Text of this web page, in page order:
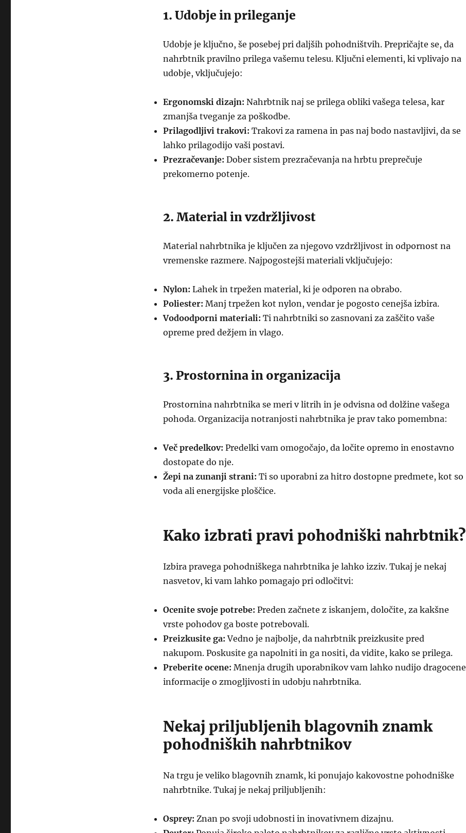
1. Udobje in prileganje
Udobje je ključno, še posebej pri daljših pohodništvih. Prepričajte se, da
nahrbtnik pravilno prilega vašemu telesu. Ključni elementi, ki vplivajo na
udobje, vključujejo:
Ergonomski dizajn: Nahrbtnik naj se prilega obliki vašega telesa, kar
zmanjša tveganje za poškodbe.
Prilagodljivi trakovi: Trakovi za ramena in pas naj bodo nastavljivi, da se
lahko prilagodijo vaši postavi.
Prezračevanje: Dober sistem prezračevanja na hrbtu preprečuje
prekomerno potenje.
2. Material in vzdržljivost
Material nahrbtnika je ključen za njegovo vzdržljivost in odpornost na
vremenske razmere. Najpogostejši materiali vključujejo:
Nylon: Lahek in trpežen material, ki je odporen na obrabo.
Poliester: Manj trpežen kot nylon, vendar je pogosto cenejša izbira.
Vodoodporni materiali: Ti nahrbtniki so zasnovani za zaščito vaše
opreme pred dežjem in vlago.
3. Prostornina in organizacija
Prostornina nahrbtnika se meri v litrih in je odvisna od dolžine vašega
pohoda. Organizacija notranjosti nahrbtnika je prav tako pomembna:
Več predelkov: Predelki vam omogočajo, da ločite opremo in enostavno
dostopate do nje.
Žepi na zunanji strani: Ti so uporabni za hitro dostopne predmete, kot so
voda ali energijske ploščice.
Kako izbrati pravi pohodniški nahrbtnik?
Izbira pravega pohodniškega nahrbtnika je lahko izziv. Tukaj je nekaj
nasvetov, ki vam lahko pomagajo pri odločitvi:
Ocenite svoje potrebe: Preden začnete z iskanjem, določite, za kakšne
vrste pohodov ga boste potrebovali.
Preizkusite ga: Vedno je najbolje, da nahrbtnik preizkusite pred
nakupom. Poskusite ga napolniti in ga nositi, da vidite, kako se prilega.
Preberite ocene: Mnenja drugih uporabnikov vam lahko nudijo dragocene
informacije o zmogljivosti in udobju nahrbtnika.
Nekaj priljubljenih blagovnih znamk
pohodniških nahrbtnikov
Na trgu je veliko blagovnih znamk, ki ponujajo kakovostne pohodniške
nahrbtnike. Tukaj je nekaj priljubljenih:
Osprey: Znan po svoji udobnosti in inovativnem dizajnu.